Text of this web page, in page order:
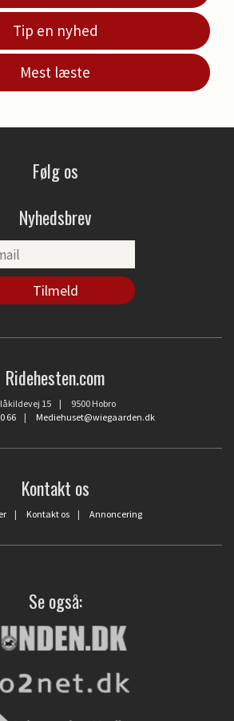
Tip en nyhed
Mest læste
Følg os
Nyhedsbrev
Ridehesten.com
15 | 9500 Hobro
66| Mediehuset@wiegaarden.dk
Kontakt os
| Kontakt os | Annoncering
Se også: